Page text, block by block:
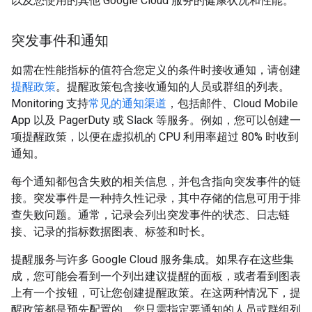
突发事件和通知
如需在性能指标的值符合您定义的条件时接收通知，请创建
提醒政策。提醒政策包含接收通知的人员或群组的列表。
Monitoring 支持常见的通知渠道 ，包括邮件、Cloud Mobile
App 以及 PagerDuty 或 Slack 等服务。例如，您可以创建一
项提醒政策，以便在虚拟机的 CPU 利用率超过 80% 时收到
通知。
每个通知都包含失败的相关信息，并包含指向突发事件的链
接。 突发事件是一种持久性记录，其中存储的信息可用于排
查失败问题。通常，记录会列出突发事件的状态、日志链
接、记录的指标数据图表、标签和时长。
提醒服务与许多 Google Cloud 服务集成。如果存在这些集
成，您可能会看到一个列出建议提醒的面板，或者看到图表
上有一个按钮，可让您创建提醒政策。在这两种情况下，提